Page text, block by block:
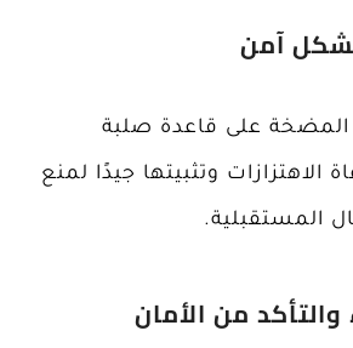
آمن
المضخة على قاعدة صلبة
الاهتزازات وتثبيتها جيدًا لمنع
المستقبلية.
من الأمان